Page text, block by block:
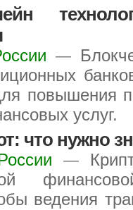
—
повышения
услуг.
что нужно
—
ведения